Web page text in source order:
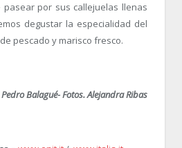
por sus callejuelas llenas
degustar la especialidad del
pescado y marisco fresco.
Pedro Balagué- Fotos. Alejandra Ribas